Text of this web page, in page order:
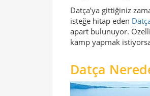
Datça’ya gittiğiniz
isteğe hitap eden
apart bulunuyor.
kamp yapmak
Datça